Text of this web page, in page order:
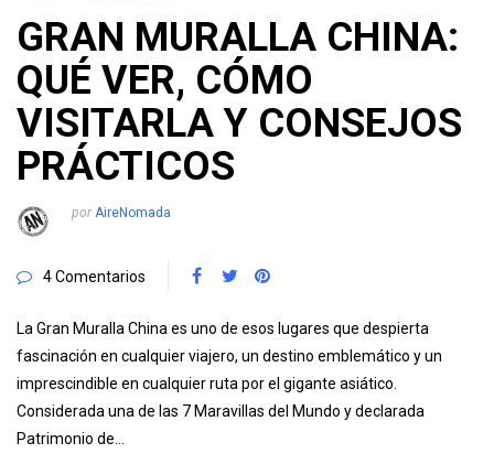
GRAN MURALLA CHINA:
QUÉ VER, CÓMO
VISITARLA Y CONSEJOS
PRÁCTICOS
por AireNomada
4 Comentarios
La Gran Muralla China es uno de esos lugares que despierta
fascinación en cualquier viajero, un destino emblemático y un
imprescindible en cualquier ruta por el gigante asiático.
Considerada una de las 7 Maravillas del Mundo y declarada
Patrimonio de…